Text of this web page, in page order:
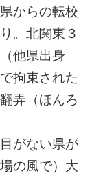
からの転校
。北関東３
他県出身
拘束された
弄（ほんろ
がない県が
の風で）大